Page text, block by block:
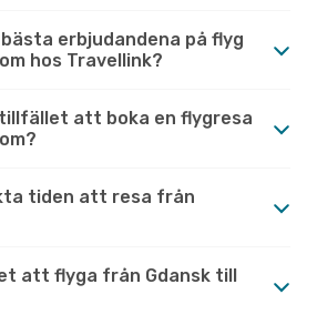
erbjudandena på flyg
hos Travellink?
att boka en flygresa
tiden att resa från
att flyga från Gdansk till